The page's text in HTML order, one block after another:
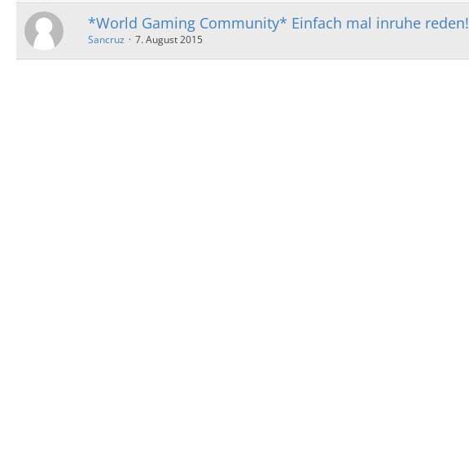
*World Gaming Community* Einfach mal inruhe reden!
Sancruz 7. August 2015